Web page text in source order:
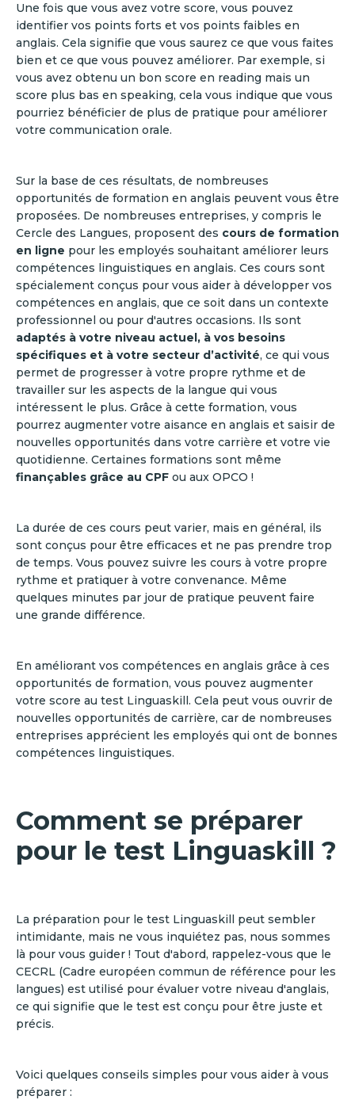
Une fois que vous avez votre score, vous pouvez
identifier vos points forts et vos points faibles en
anglais. Cela signifie que vous saurez ce que vous faites
bien et ce que vous pouvez améliorer. Par exemple, si
vous avez obtenu un bon score en reading mais un
score plus bas en speaking, cela vous indique que vous
pourriez bénéficier de plus de pratique pour améliorer
votre communication orale.
Sur la base de ces résultats, de nombreuses
opportunités de formation en anglais peuvent vous être
proposées. De nombreuses entreprises, y compris le
Cercle des Langues, proposent des cours de formation
en ligne pour les employés souhaitant améliorer leurs
compétences linguistiques en anglais. Ces cours sont
spécialement conçus pour vous aider à développer vos
compétences en anglais, que ce soit dans un contexte
professionnel ou pour d'autres occasions. Ils sont
adaptés à votre niveau actuel, à vos besoins
spécifiques et à votre secteur d’activité, ce qui vous
permet de progresser à votre propre rythme et de
travailler sur les aspects de la langue qui vous
intéressent le plus. Grâce à cette formation, vous
pourrez augmenter votre aisance en anglais et saisir de
nouvelles opportunités dans votre carrière et votre vie
quotidienne. Certaines formations sont même
finançables grâce au CPF ou aux OPCO !
La durée de ces cours peut varier, mais en général, ils
sont conçus pour être efficaces et ne pas prendre trop
de temps. Vous pouvez suivre les cours à votre propre
rythme et pratiquer à votre convenance. Même
quelques minutes par jour de pratique peuvent faire
une grande différence.
En améliorant vos compétences en anglais grâce à ces
opportunités de formation, vous pouvez augmenter
votre score au test Linguaskill. Cela peut vous ouvrir de
nouvelles opportunités de carrière, car de nombreuses
entreprises apprécient les employés qui ont de bonnes
compétences linguistiques.
Comment se préparer
pour le test Linguaskill ?
La préparation pour le test Linguaskill peut sembler
intimidante, mais ne vous inquiétez pas, nous sommes
là pour vous guider ! Tout d'abord, rappelez-vous que le
CECRL (Cadre européen commun de référence pour les
langues) est utilisé pour évaluer votre niveau d'anglais,
ce qui signifie que le test est conçu pour être juste et
précis.
Voici quelques conseils simples pour vous aider à vous
préparer :